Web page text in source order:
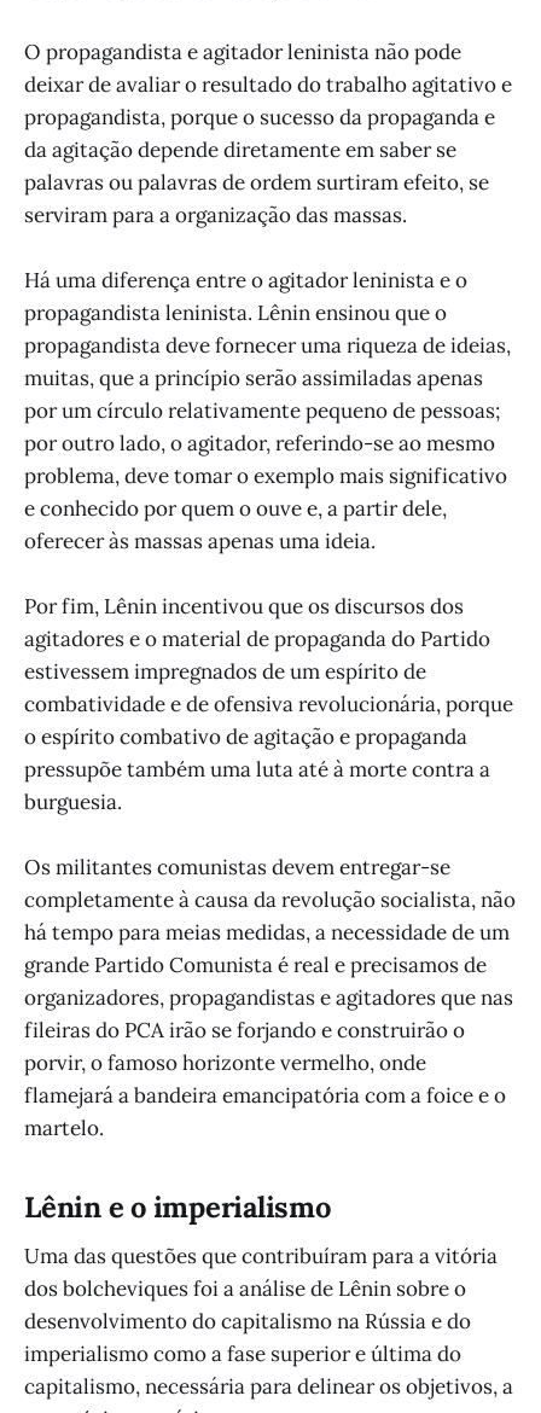
O propagandista e agitador leninista não pode
deixar de avaliar o resultado do trabalho agitativo e
propagandista, porque o sucesso da propaganda e
da agitação depende diretamente em saber se
palavras ou palavras de ordem surtiram efeito, se
serviram para a organização das massas.
Há uma diferença entre o agitador leninista e o
propagandista leninista. Lênin ensinou que o
propagandista deve fornecer uma riqueza de ideias,
muitas, que a princípio serão assimiladas apenas
por um círculo relativamente pequeno de pessoas;
por outro lado, o agitador, referindo-se ao mesmo
problema, deve tomar o exemplo mais significativo
e conhecido por quem o ouve e, a partir dele,
oferecer às massas apenas uma ideia.
Por fim, Lênin incentivou que os discursos dos
agitadores e o material de propaganda do Partido
estivessem impregnados de um espírito de
combatividade e de ofensiva revolucionária, porque
o espírito combativo de agitação e propaganda
pressupõe também uma luta até à morte contra a
burguesia.
Os militantes comunistas devem entregar-se
completamente à causa da revolução socialista, não
há tempo para meias medidas, a necessidade de um
grande Partido Comunista é real e precisamos de
organizadores, propagandistas e agitadores que nas
fileiras do PCA irão se forjando e construirão o
porvir, o famoso horizonte vermelho, onde
flamejará a bandeira emancipatória com a foice e o
martelo.
Lênin e o imperialismo
Uma das questões que contribuíram para a vitória
dos bolcheviques foi a análise de Lênin sobre o
desenvolvimento do capitalismo na Rússia e do
imperialismo como a fase superior e última do
capitalismo, necessária para delinear os objetivos, a